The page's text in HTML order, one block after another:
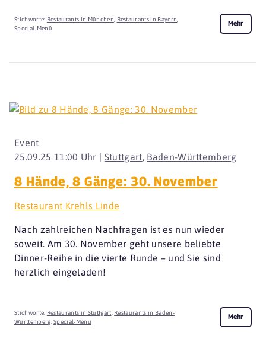
Stichworte: Restaurants in München Restaurants in Bayern
Special-Menü
Mehr
25.09.25 11:00 Uhr | Stuttgart Baden-Württemberg
Event
8 Hände, 8 Gänge: 30. November
Restaurant Krehls Linde
Nach zahlreichen Nachfragen ist es nun wieder
soweit. Am 30. November geht unsere beliebte
Dinner-Reihe in die vierte Runde – und Sie sind
herzlich eingeladen!
Stichworte: Restaurants in Stuttgart, Restaurants in Baden-
Württemberg,Special-Menü
Mehr